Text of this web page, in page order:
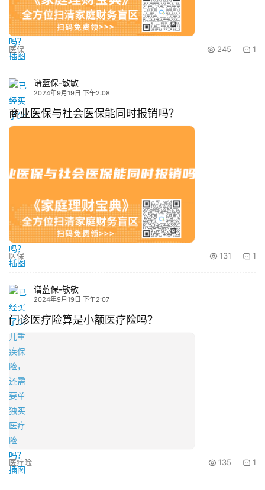
医保 245 1
谱蓝保-敏敏
2024年9月19日 下午2:08
商业医保与社会医保能同时报销吗？
医保 131 1
谱蓝保-敏敏
2024年9月19日 下午2:07
门诊医疗险算是小额医疗险吗？
医疗险 135 1